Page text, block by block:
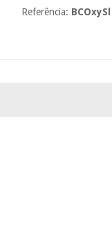
Referência: BCOxySl